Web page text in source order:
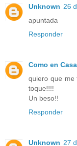
Unknown 26
apuntada
Responder
Como en Casa
quiero que me
toque!!!!
Un beso!!
Responder
Unknown 27